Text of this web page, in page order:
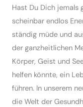
Hast Du Dich jemals
scheinbar endlos
ständig müde und
der ganzheitlichen
Körper, Geist und
helfen könnte, ein
führen. In unserem
die Welt der